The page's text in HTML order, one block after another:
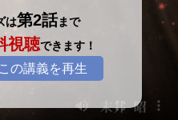
は第2話まで
視聴できます！
の講義を再生